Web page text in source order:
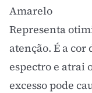
Amarelo
Representa
atenção. É a
espectro e atrai
excesso pode